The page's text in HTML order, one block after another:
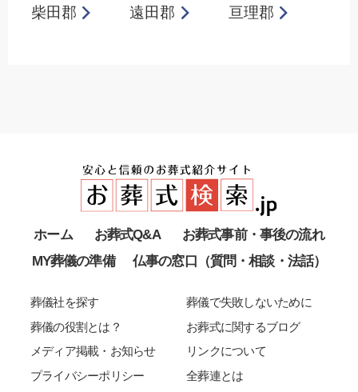
柴田郡 遠田郡 亘理郡
ホーム お葬式Q&A
お葬式事前・事後の流れ
MY葬儀の準備
仏事の窓口（質問・相談・法話）
葬儀社を探す
葬儀で失敗しないために
葬儀の役割とは？
お葬式に関するブログ
メディア掲載・お知らせ
リンクについて
プライバシーポリシー
全葬連とは